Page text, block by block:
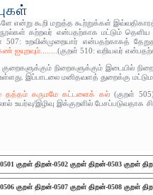
கூறி மறுத்த கூற்றுக்கள்
நூல்கள் கற்றவர் என்பதற்காக மட்டும்
507: உறவின்முறையார் என்பதற்காகத்
ஐயுறவும்........ (குறள் 510: வறியவர்
நிறைகளுக்கும் இடையில்
இப்பாடலை மனிதவளத் துறைக்கு
தத்தம் கருமமே கட்டளைக் கல் (குறள்
உயர்வு/இழிவு இக்குறளில்
குறள் திறன்-0502 குறள் திறன்-0503 குறள்
குறள் திறன்-0507 குறள் திறன்-0508 குறள்